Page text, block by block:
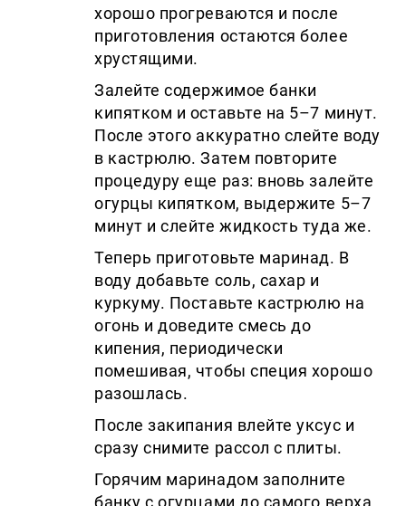
хорошо прогреваются и после
приготовления остаются более
хрустящими.
Залейте содержимое банки
кипятком и оставьте на 5–7 минут.
После этого аккуратно слейте воду
в кастрюлю. Затем повторите
процедуру еще раз: вновь залейте
огурцы кипятком, выдержите 5–7
минут и слейте жидкость туда же.
Теперь приготовьте маринад. В
воду добавьте соль, сахар и
куркуму. Поставьте кастрюлю на
огонь и доведите смесь до
кипения, периодически
помешивая, чтобы специя хорошо
разошлась.
После закипания влейте уксус и
сразу снимите рассол с плиты.
Горячим маринадом заполните
банку с огурцами до самого верха.